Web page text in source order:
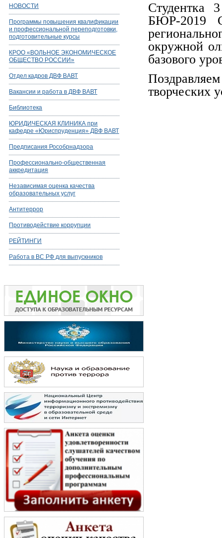
НОВОСТИ
Программы повышения квалификации
и профессиональной переподготовки,
подготовительные курсы
КРОО «ВОЛЬНОЕ ЭКОНОМИЧЕСКОЕ
ОБЩЕСТВО РОССИИ»
Отдел кадров ДВФ ВАВТ
Вакансии и работа в ДВФ ВАВТ
Библиотека
ЮРИДИЧЕСКАЯ КЛИНИКА при
кафедре «Юриспруденция» ДВФ ВАВТ
Предписания Рособрнадзора
Профессионально-общественная
аккредитация
Независимая оценка качества
образовательных услуг
Антитеррор
Противодействие коррупции
РЕЙТИНГИ
Работа в ВС РФ для выпускников
Студентка
БЮР-2019
окружной
базового
творческих